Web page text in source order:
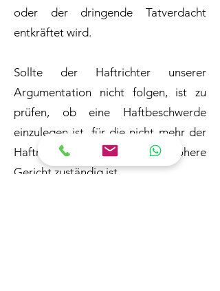
oder der dringende Tatverdacht
entkräftet wird.
Sollte der Haftrichter unserer
Argumentation nicht folgen, ist zu
prüfen, ob eine Haftbeschwerde
einzulegen ist, für die nicht mehr der
Haftrichter, sondern das nächsthöhere
Gericht zuständig ist.